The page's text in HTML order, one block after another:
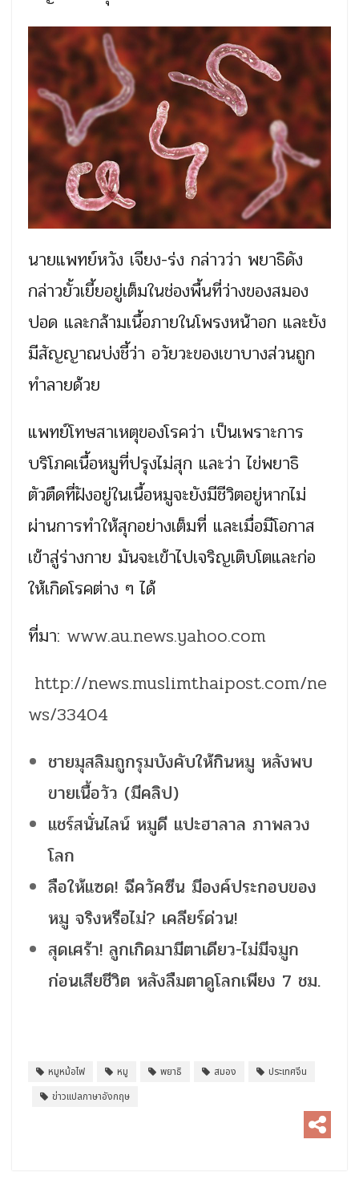
นายแพทย์หวัง เจียง-ร่ง กล่าวว่า พยาธิดัง
กล่าวยั้วเยี้ยอยู่เต็มในช่องพื้นที่ว่างของสมอง
ปอด และกล้ามเนื้อภายในโพรงหน้าอก และยัง
มีสัญญาณบ่งชี้ว่า อวัยวะของเขาบางส่วนถูก
ทำลายด้วย
แพทย์โทษสาเหตุของโรคว่า เป็นเพราะการ
บริโภคเนื้อหมูที่ปรุงไม่สุก และว่า ไข่พยาธิ
ตัวตืดที่ฝังอยู่ในเนื้อหมูจะยังมีชีวิตอยู่หากไม่
ผ่านการทำให้สุกอย่างเต็มที่ และเมื่อมีโอกาส
เข้าสู่ร่างกาย มันจะเข้าไปเจริญเติบโตและก่อ
ให้เกิดโรคต่าง ๆ ได้
ที่มา: www.au.news.yahoo.com
http://news.muslimthaipost.com/ne
ws/33404
ชายมุสลิมถูกรุมบังคับให้กินหมู หลังพบ
ขายเนื้อวัว (มีคลิป)
แชร์สนั่นไลน์ หมูดี แปะฮาลาล ภาพลวง
โลก
ลือให้แซด! ฉีควัคซีน มีองค์ประกอบของ
หมู จริงหรือไม่? เคลียร์ด่วน!
สุดเศร้า! ลูกเกิดมามีตาเดียว-ไม่มีจมูก
ก่อนเสียชีวิต หลังลืมตาดูโลกเพียง 7 ชม.
หมูหม้อไฟ หมู พยาธิ สมอง
ประเทศจีน
ข่าวแปลภาษาอังกฤษ